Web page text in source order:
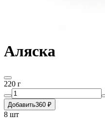
Аляска
220 г
Добавить360 ₽
8 шт